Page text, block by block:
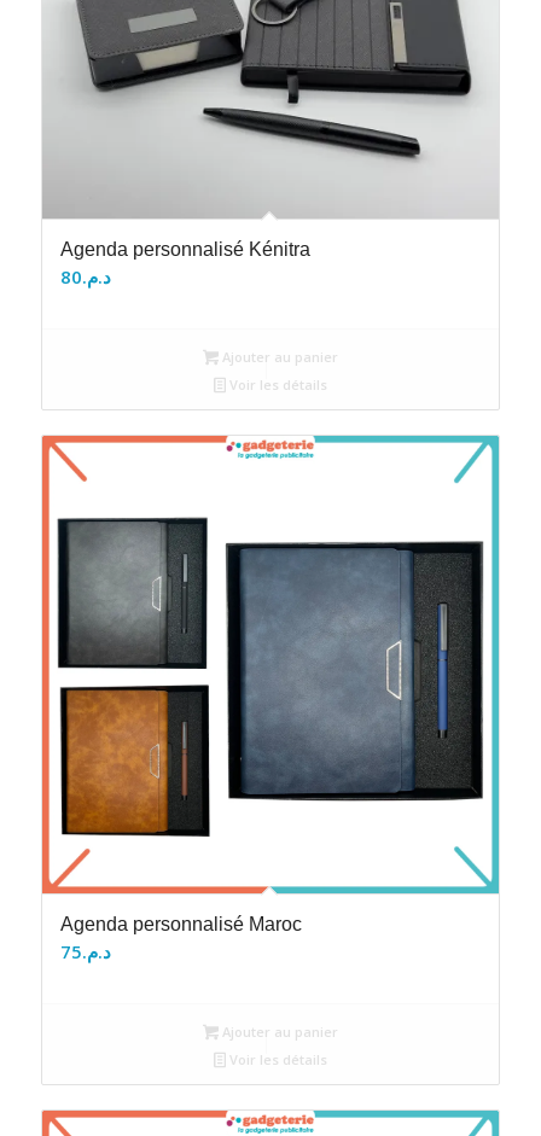
Agenda personnalisé Kénitra
د.م.80
Ajouter au panier
Voir les détails
Agenda personnalisé Maroc
د.م.75
Ajouter au panier
Voir les détails